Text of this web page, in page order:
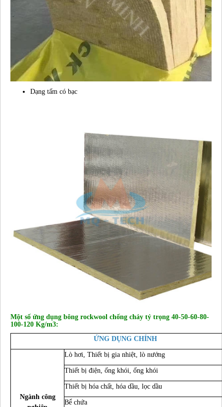
Dạng tấm có bạc
Một số ứng dụng bông rockwool chống cháy tỷ trọng 40-50-60-80-
100-120 Kg/m3:
ỨNG DỤNG CHÍNH
Ngành công
Lò hơi, Thiết bị gia nhiệt, lò nướng
Thiết bị điện, ống khói, ống khói
Thiết bị hóa chất, hóa dầu, lọc dầu
Bể chứa